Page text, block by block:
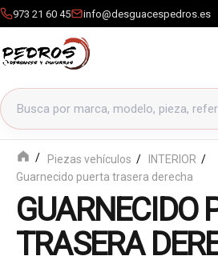
973 21 60 45 info@desguacespedros.es
Buscar productos
Piezas vehículos
INTERIOR
Guarnecido puerta trasera derecha
GUARNECIDO
TRASERA